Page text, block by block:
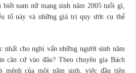
biết nam nữ mạng sinh năm 2005 tuổi gì,
tố này và những giá trị quy ước cụ thể
nhất cho nghi vấn những người sinh năm
căn cứ vào đâu? Theo chuyên gia Bách
mệnh của một năm sinh, việc đầu tiên